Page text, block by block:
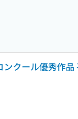
ンクール優秀作品